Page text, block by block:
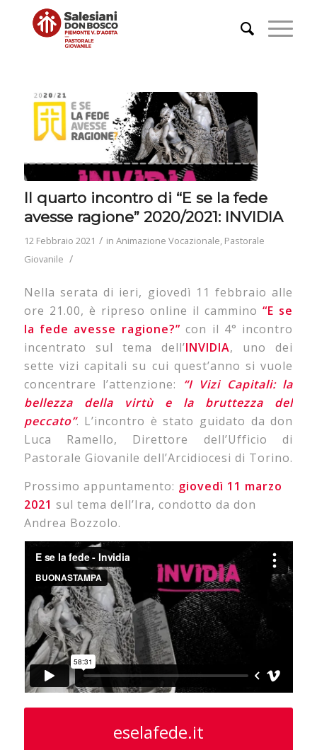
Il quarto incontro di “E se la fede
avesse ragione” 2020/2021: INVIDIA
12 Febbraio 2021 / in Animazione Vocazionale, Pastorale
Giovanile /
Nella serata di ieri, giovedì 11 febbraio alle
ore 21.00, è ripreso online il cammino“E se
la fede avesse ragione?”con il 4° incontro
incentrato sul tema dell’INVIDIA, uno dei
sette vizi capitali su cui quest’anno si vuole
concentrare l’attenzione:
“I Vizi Capitali: la
bellezza della virtù e la bruttezza del
peccato”. L’incontro è stato guidato da don
Luca Ramello, Direttore dell’Ufficio di
Pastorale Giovanile dell’Arcidiocesi di Torino.
Prossimo appuntamento: giovedì 11 marzo
2021 sul tema dell’Ira, condotto da don
Andrea Bozzolo.
eselafede.it